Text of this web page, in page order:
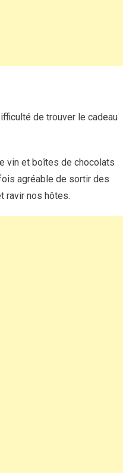
de trouver le cadeau
vin et boîtes de chocolats
agréable de sortir des
ravir nos hôtes.